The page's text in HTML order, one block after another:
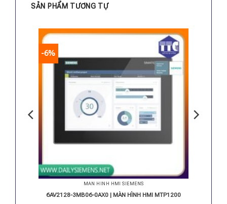
SẢN PHẨM TƯƠNG TỰ
-6%
MÀN HÌNH HMI SIEMENS
6AV2128-3MB06-0AX0 | MÀN HÌNH HMI MTP1200